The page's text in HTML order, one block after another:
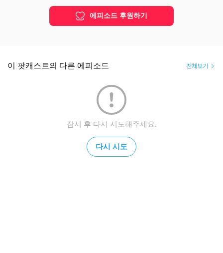
에피소드 후원하기
이 팟캐스트의 다른 에피소드 전체보기
잠시 후 다시 시도해주세요.
다시 시도